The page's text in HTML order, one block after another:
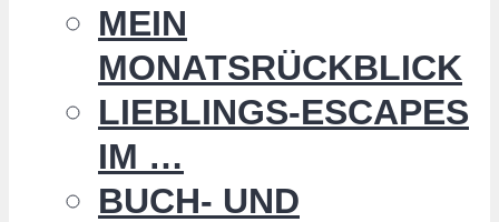
MEIN
MONATSRÜCKBLICK
LIEBLINGS-ESCAPES
IM …
BUCH- UND